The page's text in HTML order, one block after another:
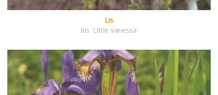
Lis
Iris 'Little Vanessa'